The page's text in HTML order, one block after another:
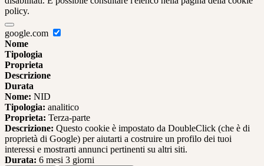
policy.
google.com
Nome
Tipologia
Proprieta
Descrizione
Durata
Nome: NID
Tipologia: analitico
Proprieta: Terza-parte
Descrizione: Questo cookie è impostato da DoubleClick (che è di
proprietà di Google) per aiutarti a costruire un profilo dei tuoi
interessi e mostrarti annunci pertinenti su altri siti.
Durata: 6 mesi 3 giorni